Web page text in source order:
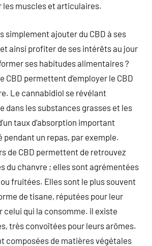
les muscles et articulaires.
simplement ajouter du CBD à ses
ainsi profiter de ses intérêts au jour
ses habitudes alimentaires ?
CBD permettent d’employer le CBD
Le cannabidiol se révélant
dans les substances grasses et les
taux d’absorption important
pendant un repas, par exemple.
de CBD permettent de retrouvez
du chanvre ; elles sont agrémentées
fruitées. Elles sont le plus souvent
de tisane, réputées pour leur
celui qui la consomme. il existe
très convoîtées pour leurs arômes.
composées de matières végétales